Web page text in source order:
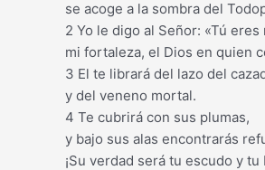
se acoge a la sombra del
2 Yo le digo al Señor: «Tú
mi fortaleza, el Dios en quien
3 El te librará del lazo del
y del veneno mortal.
4 Te cubrirá con sus plumas,
y bajo sus alas encontrarás
¡Su verdad será tu escudo y tu